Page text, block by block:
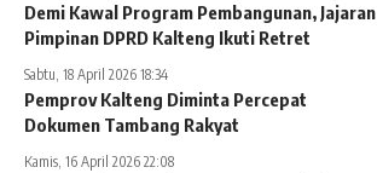
Demi Kawal Program Pembangunan, Jajaran
Pimpinan DPRD Kalteng Ikuti Retret
Sabtu, 18 April 2026 18:34
Pemprov Kalteng Diminta Percepat
Dokumen Tambang Rakyat
Kamis, 16 April 2026 22:08